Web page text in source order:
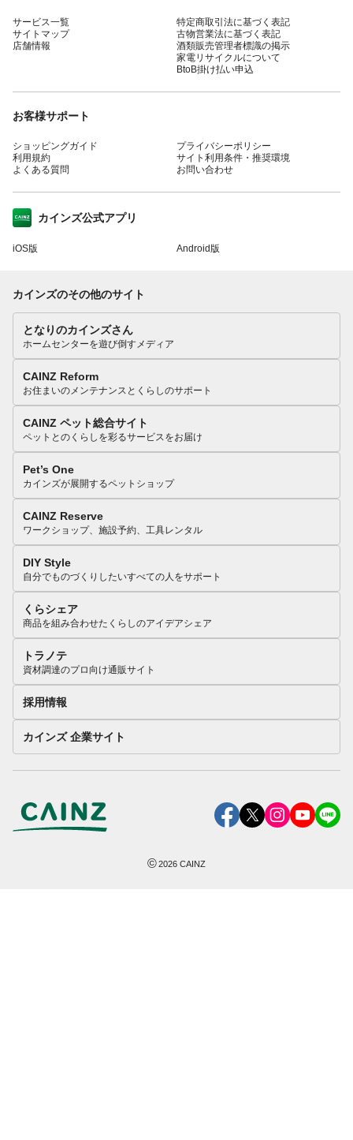
サービス一覧
サイトマップ
店舗情報
特定商取引法に基づく表記
古物営業法に基づく表記
酒類販売管理者標識の掲示
家電リサイクルについて
BtoB掛け払い申込
お客様サポート
ショッピングガイド
利用規約
よくある質問
プライバシーポリシー
サイト利用条件・推奨環境
お問い合わせ
カインズ公式アプリ
iOS版 Android版
カインズのその他のサイト
となりのカインズさん
ホームセンターを遊び倒すメディア
CAINZ Reform
お住まいのメンテナンスとくらしのサポート
CAINZ ペット総合サイト
ペットとのくらしを彩るサービスをお届け
Pet’s One
カインズが展開するペットショップ
CAINZ Reserve
ワークショップ、施設予約、工具レンタル
DIY Style
自分でものづくりしたいすべての人をサポート
くらシェア
商品を組み合わせたくらしのアイデアシェア
トラノテ
資材調達のプロ向け通販サイト
採用情報
カインズ 企業サイト
©2026 CAINZ